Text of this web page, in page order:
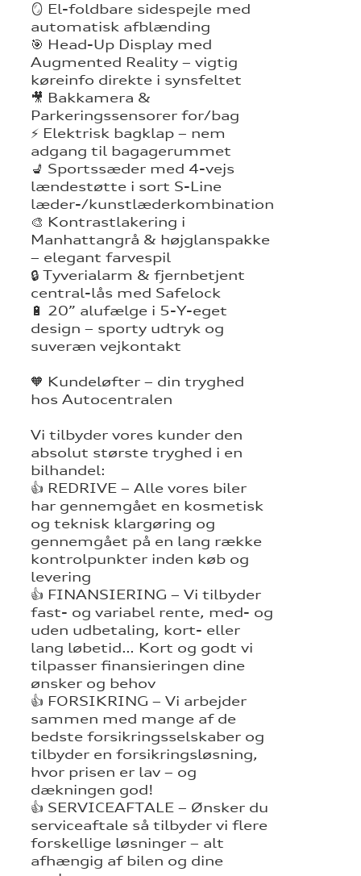
🪞 El-foldbare sidespejle med
automatisk afblænding
🎯 Head-Up Display med
Augmented Reality – vigtig
køreinfo direkte i synsfeltet
🎥 Bakkamera &
Parkeringssensorer for/bag
⚡ Elektrisk bagklap – nem
adgang til bagagerummet
💺 Sportssæder med 4-vejs
lændestøtte i sort S-Line
læder-/kunstlæderkombination
🎨 Kontrastlakering i
Manhattangrå & højglanspakke
– elegant farvespil
🔒 Tyverialarm & fjernbetjent
central-lås med Safelock
🔋 20” alufælge i 5-Y-eget
design – sporty udtryk og
suveræn vejkontakt
🧡 Kundeløfter – din tryghed
hos Autocentralen
Vi tilbyder vores kunder den
absolut største tryghed i en
bilhandel:
👍 REDRIVE – Alle vores biler
har gennemgået en kosmetisk
og teknisk klargøring og
gennemgået på en lang række
kontrolpunkter inden køb og
levering
👍 FINANSIERING – Vi tilbyder
fast- og variabel rente, med- og
uden udbetaling, kort- eller
lang løbetid… Kort og godt vi
tilpasser finansieringen dine
ønsker og behov
👍 FORSIKRING – Vi arbejder
sammen med mange af de
bedste forsikringsselskaber og
tilbyder en forsikringsløsning,
hvor prisen er lav – og
dækningen god!
👍 SERVICEAFTALE – Ønsker du
serviceaftale så tilbyder vi flere
forskellige løsninger – alt
afhængig af bilen og dine